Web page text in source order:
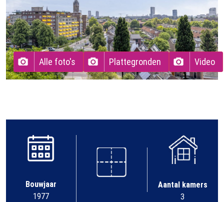
Alle foto's Plattegronden Video
Bouwjaar
1977
Aantal kamers
3